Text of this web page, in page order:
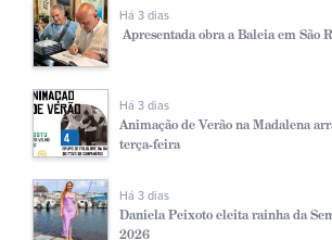
Há 3 dias
Apresentada obra a Baleia em São
Há 3 dias
Animação de Verão na Madalena
terça-feira
Há 3 dias
Daniela Peixoto eleita rainha da
2026